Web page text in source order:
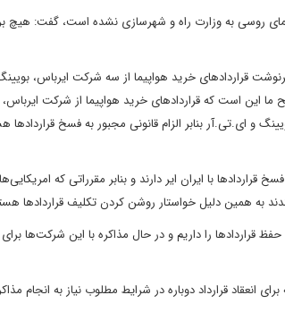
روسی به وزارت راه و شهرسازی نشده است،‌ گفت: هیچ
قراردادهای خرید هواپیما از سه شرکت ایرباس،‌
ما این است که قراردادهای خرید هواپیما از شرکت
و ای.تی.آر بنابر­ ­الزام قانونی مجبور به فسخ قراردادها
قراردادها را داریم و در حال مذاکره با این شرکت‌ها
انعقاد قرارداد دوباره در شرایط مطلوب نیاز به انجام